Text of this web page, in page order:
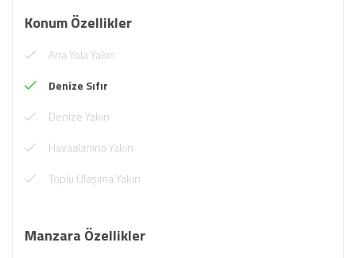
Konum Özellikler
Ana Yola Yakın
Denize Sıfır
Denize Yakın
Havaalanına Yakın
Toplu Ulaşıma Yakın
Manzara Özellikler